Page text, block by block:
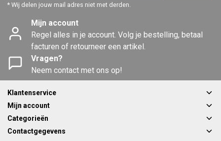
* Wij delen jouw mail adres niet met derden.
Mijn account
Regel alles in je account. Volg je bestelling, betaal
facturen of retourneer een artikel.
Vragen?
Neem contact met ons op!
Klantenservice
Mijn account
Categorieën
Contactgegevens